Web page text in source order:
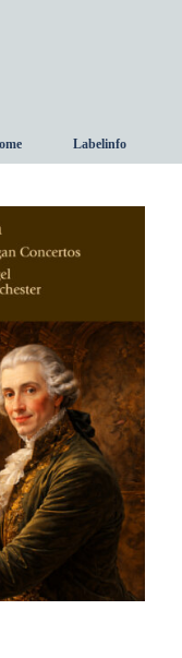
Labelinfo